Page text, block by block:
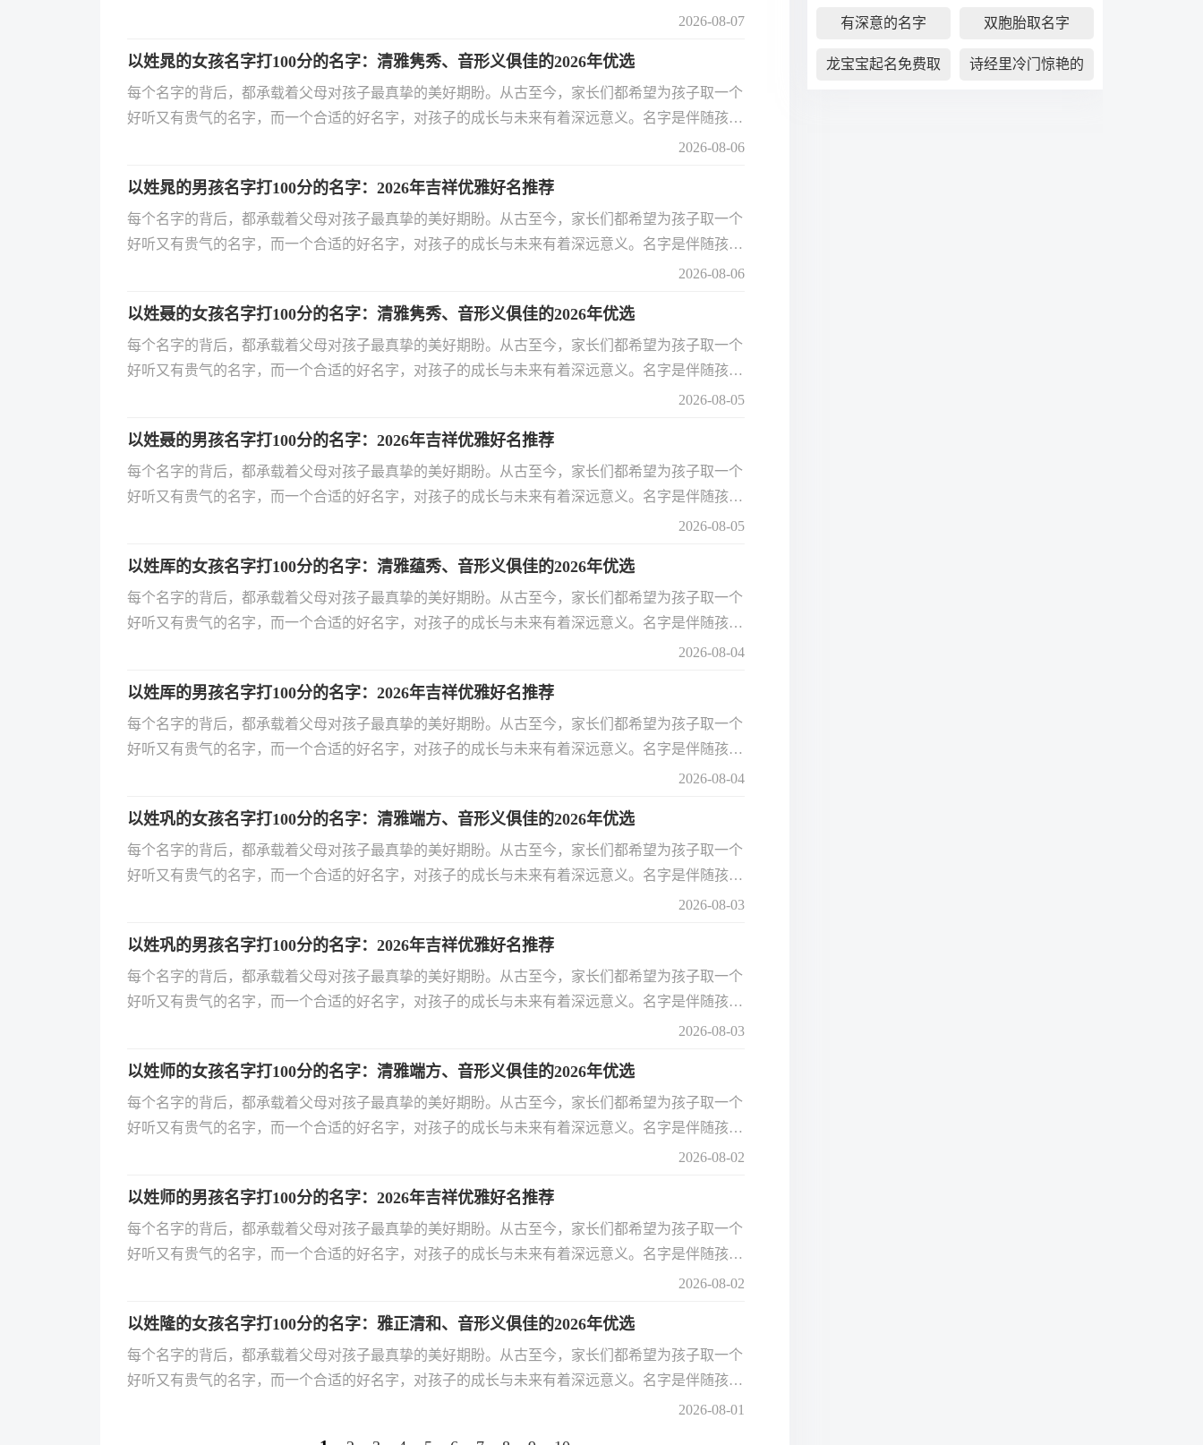
一生的专属符号，用字、寓意与组合都需要精心挑选，才能真正贴合孩子的气质与运势。2026 年
佳的宝宝名字，助力家长轻松为孩子选个好名。
2026-08-07
以姓晁的女孩名字打100分的名字：清雅隽秀、音形义俱佳的2026年优选
每个名字的背后，都承载着父母对孩子最真挚的美好期盼。从古至今，家长们都希望为孩子取一个
好听又有贵气的名字，而一个合适的好名字，对孩子的成长与未来有着深远意义。名字是伴随孩子
一生的专属符号，用字、寓意与组合都需要精心挑选，才能真正贴合孩子的气质与运势。2026 年
佳的宝宝名字，助力家长轻松为孩子选个好名。
2026-08-06
以姓晁的男孩名字打100分的名字：2026年吉祥优雅好名推荐
每个名字的背后，都承载着父母对孩子最真挚的美好期盼。从古至今，家长们都希望为孩子取一个
好听又有贵气的名字，而一个合适的好名字，对孩子的成长与未来有着深远意义。名字是伴随孩子
一生的专属符号，用字、寓意与组合都需要精心挑选，才能真正贴合孩子的气质与运势。2026 年
佳的宝宝名字，助力家长轻松为孩子选个好名。
2026-08-06
以姓聂的女孩名字打100分的名字：清雅隽秀、音形义俱佳的2026年优选
每个名字的背后，都承载着父母对孩子最真挚的美好期盼。从古至今，家长们都希望为孩子取一个
好听又有贵气的名字，而一个合适的好名字，对孩子的成长与未来有着深远意义。名字是伴随孩子
一生的专属符号，用字、寓意与组合都需要精心挑选，才能真正贴合孩子的气质与运势。2026 年
佳的宝宝名字，助力家长轻松为孩子选个好名。
2026-08-05
以姓聂的男孩名字打100分的名字：2026年吉祥优雅好名推荐
每个名字的背后，都承载着父母对孩子最真挚的美好期盼。从古至今，家长们都希望为孩子取一个
好听又有贵气的名字，而一个合适的好名字，对孩子的成长与未来有着深远意义。名字是伴随孩子
一生的专属符号，用字、寓意与组合都需要精心挑选，才能真正贴合孩子的气质与运势。2026 年
佳的宝宝名字，助力家长轻松为孩子选个好名。
2026-08-05
以姓厍的女孩名字打100分的名字：清雅蕴秀、音形义俱佳的2026年优选
每个名字的背后，都承载着父母对孩子最真挚的美好期盼。从古至今，家长们都希望为孩子取一个
好听又有贵气的名字，而一个合适的好名字，对孩子的成长与未来有着深远意义。名字是伴随孩子
一生的专属符号，用字、寓意与组合都需要精心挑选，才能真正贴合孩子的气质与运势。2026 年
佳的宝宝名字，助力家长轻松为孩子选个好名。
2026-08-04
以姓厍的男孩名字打100分的名字：2026年吉祥优雅好名推荐
每个名字的背后，都承载着父母对孩子最真挚的美好期盼。从古至今，家长们都希望为孩子取一个
好听又有贵气的名字，而一个合适的好名字，对孩子的成长与未来有着深远意义。名字是伴随孩子
一生的专属符号，用字、寓意与组合都需要精心挑选，才能真正贴合孩子的气质与运势。2026 年
佳的宝宝名字，助力家长轻松为孩子选个好名。
2026-08-04
以姓巩的女孩名字打100分的名字：清雅端方、音形义俱佳的2026年优选
每个名字的背后，都承载着父母对孩子最真挚的美好期盼。从古至今，家长们都希望为孩子取一个
好听又有贵气的名字，而一个合适的好名字，对孩子的成长与未来有着深远意义。名字是伴随孩子
一生的专属符号，用字、寓意与组合都需要精心挑选，才能真正贴合孩子的气质与运势。2026 年
佳的宝宝名字，助力家长轻松为孩子选个好名。
2026-08-03
以姓巩的男孩名字打100分的名字：2026年吉祥优雅好名推荐
每个名字的背后，都承载着父母对孩子最真挚的美好期盼。从古至今，家长们都希望为孩子取一个
好听又有贵气的名字，而一个合适的好名字，对孩子的成长与未来有着深远意义。名字是伴随孩子
一生的专属符号，用字、寓意与组合都需要精心挑选，才能真正贴合孩子的气质与运势。2026 年
佳的宝宝名字，助力家长轻松为孩子选个好名。
2026-08-03
以姓师的女孩名字打100分的名字：清雅端方、音形义俱佳的2026年优选
每个名字的背后，都承载着父母对孩子最真挚的美好期盼。从古至今，家长们都希望为孩子取一个
好听又有贵气的名字，而一个合适的好名字，对孩子的成长与未来有着深远意义。名字是伴随孩子
一生的专属符号，用字、寓意与组合都需要精心挑选，才能真正贴合孩子的气质与运势。2026 年
佳的宝宝名字，助力家长轻松为孩子选个好名。
2026-08-02
以姓师的男孩名字打100分的名字：2026年吉祥优雅好名推荐
每个名字的背后，都承载着父母对孩子最真挚的美好期盼。从古至今，家长们都希望为孩子取一个
好听又有贵气的名字，而一个合适的好名字，对孩子的成长与未来有着深远意义。名字是伴随孩子
一生的专属符号，用字、寓意与组合都需要精心挑选，才能真正贴合孩子的气质与运势。2026 年
佳的宝宝名字，助力家长轻松为孩子选个好名。
2026-08-02
以姓隆的女孩名字打100分的名字：雅正清和、音形义俱佳的2026年优选
每个名字的背后，都承载着父母对孩子最真挚的美好期盼。从古至今，家长们都希望为孩子取一个
好听又有贵气的名字，而一个合适的好名字，对孩子的成长与未来有着深远意义。名字是伴随孩子
一生的专属符号，用字、寓意与组合都需要精心挑选，才能真正贴合孩子的气质与运势。2026 年
2026-08-01
听接地气
有深意的名字 双胞胎取名字
龙宝宝起名免费取 诗经里冷门惊艳的